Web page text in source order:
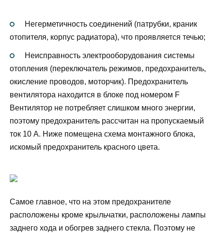
Негерметичность соединений (патрубки, краник
отопителя, корпус радиатора), что проявляется течью;
Неисправность электрооборудования системы
отопления (переключатель режимов, предохранитель,
окисление проводов, моторчик). Предохранитель
вентилятора находится в блоке под номером F
Вентилятор не потребляет слишком много энергии,
поэтому предохранитель рассчитан на пропускаемый
ток 10 А. Ниже помещена схема монтажного блока,
искомый предохранитель красного цвета.
Самое главное, что на этом предохранителе
расположены кроме крыльчатки, расположены лампы
заднего хода и обогрев заднего стекла. Поэтому не